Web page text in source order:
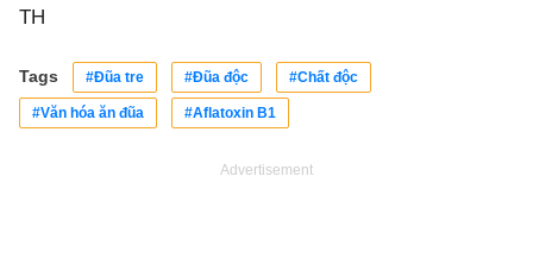
TH
Tags #Đũa tre #Đũa độc #Chất độc
#Văn hóa ăn đũa #Aflatoxin B1
Advertisement